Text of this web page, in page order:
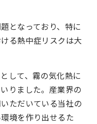
となっており、特に
る熱中症リスクは大
して、霧の気化熱に
りました。産業界の
ただいている当社の
境を作り出せるた